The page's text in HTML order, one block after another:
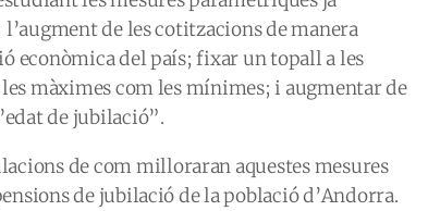
de les cotitzacions de manera
econòmica del país; fixar un topall a les
màximes com les mínimes; i augmentar de
de jubilació”.
de com milloraran aquestes mesures
de jubilació de la població d’Andorra.